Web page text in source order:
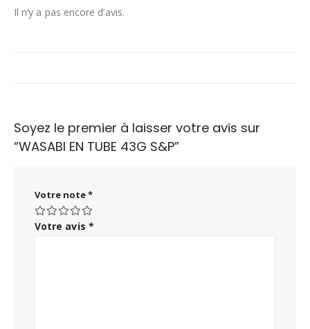
Il n’y a pas encore d’avis.
Soyez le premier à laisser votre avis sur
“WASABI EN TUBE 43G S&P”
Votre note*
Votre avis *